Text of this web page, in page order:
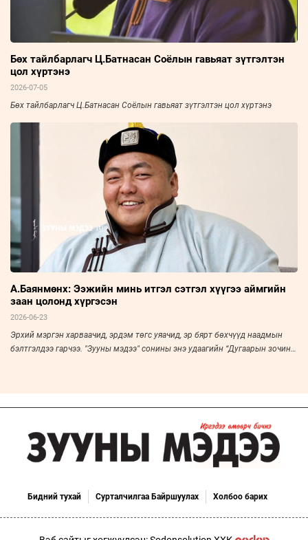
Бөх тайлбарлагч Ц.Батнасан Соёлын гавьяат зүтгэлтэн
цол хүртэнэ
2026-07-05
Бөх тайлбарлагч Ц.Батнасан Соёлын гавьяат зүтгэлтэн цол хүртэнэ
А.Баянмөнх: Ээжийн минь итгэл сэтгэл хүүгээ аймгийн
заан цолонд хүргэсэн
2026-06-23
Эрхий мэргэн харваачид, эрдэм төгс уяачид, эр бярт бөхчүүд наадмын
бэлтгэлдээ гарчээ. "Зууны мэдээ" сонины энэ удаагийн “Дугаарын зочин”-
Бидний тухай Сурталчилгаа Байршуулах Холбоо барих